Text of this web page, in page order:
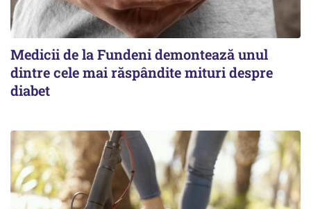
Medicii de la Fundeni demontează unul
dintre cele mai răspândite mituri despre
diabet